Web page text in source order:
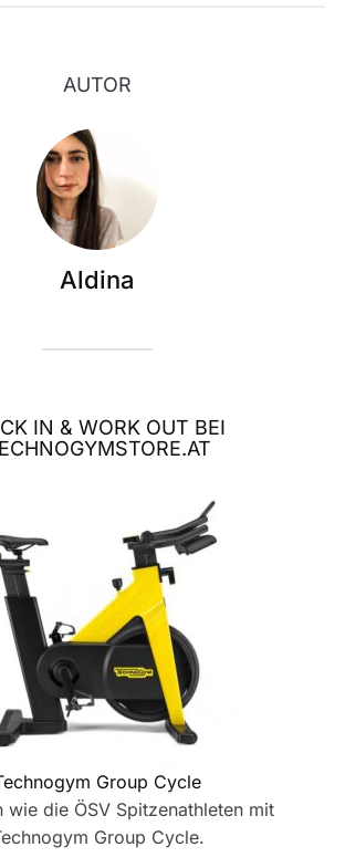
AUTOR
Aldina
IN & WORK OUT BEI
Group Cycle
wie die ÖSV Spitzenathleten mit
Group Cycle.